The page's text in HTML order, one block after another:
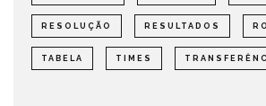
RESOLUÇÃO RESULTADOS
TABELA TIMES